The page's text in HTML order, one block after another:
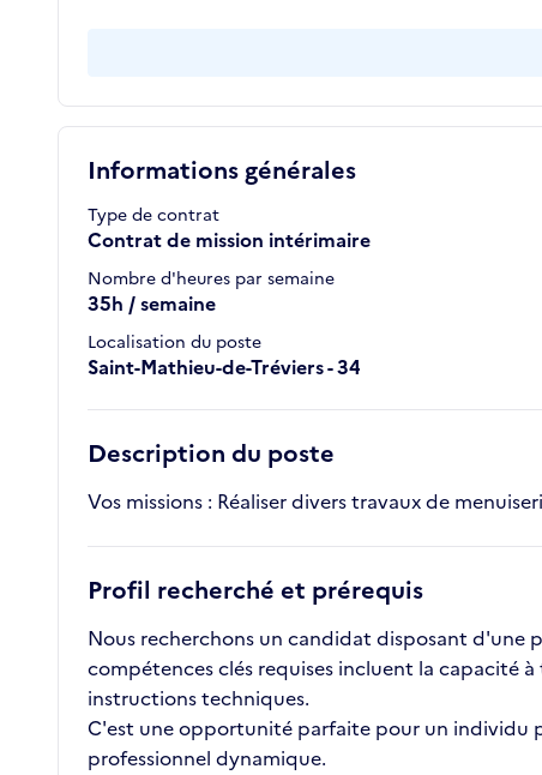
Informations générales
Type de contrat
Contrat de mission intérimaire
Nombre d'heures par semaine
35h / semaine
Localisation du poste
Saint-Mathieu-de-Tréviers - 34
Description du poste
Vos missions : Réaliser divers travaux de
Profil recherché et prérequis
Nous recherchons un candidat disposant d'une
compétences clés requises incluent la capacité
instructions techniques.
C'est une opportunité parfaite pour un individu
professionnel dynamique.